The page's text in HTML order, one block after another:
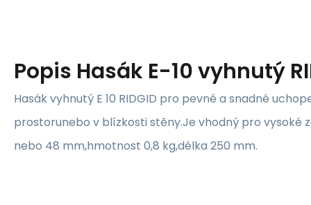
Popis Hasák E-10 vyhnutý
Hasák vyhnutý E 10 RIDGID pro pevné a snadné
prostorunebo v blízkosti stěny.Je vhodný pro vysoké
nebo 48 mm,hmotnost 0,8 kg,délka 250 mm.